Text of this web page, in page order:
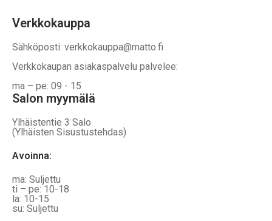
Verkkokauppa
Sähköposti: verkkokauppa@matto.fi
Verkkokaupan asiakaspalvelu palvelee:
ma – pe: 09 - 15
Salon myymälä
Ylhäistentie 3 Salo
(Ylhäisten Sisustustehdas)
Avoinna:
ma: Suljettu
ti – pe: 10-18
la: 10-15
su: Suljettu